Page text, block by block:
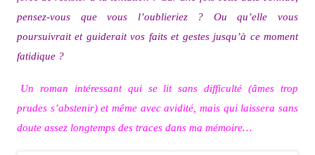
pensez-vous que vous l’oublieriez ? Ou qu’elle vous
poursuivrait et guiderait vos faits et gestes jusqu’à ce moment
fatidique ?
Un roman intéressant qui se lit sans difficulté (âmes trop
prudes s’abstenir) et même avec avidité, mais qui laissera sans
doute assez longtemps des traces dans ma mémoire…